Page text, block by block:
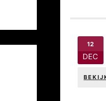
12
DEC